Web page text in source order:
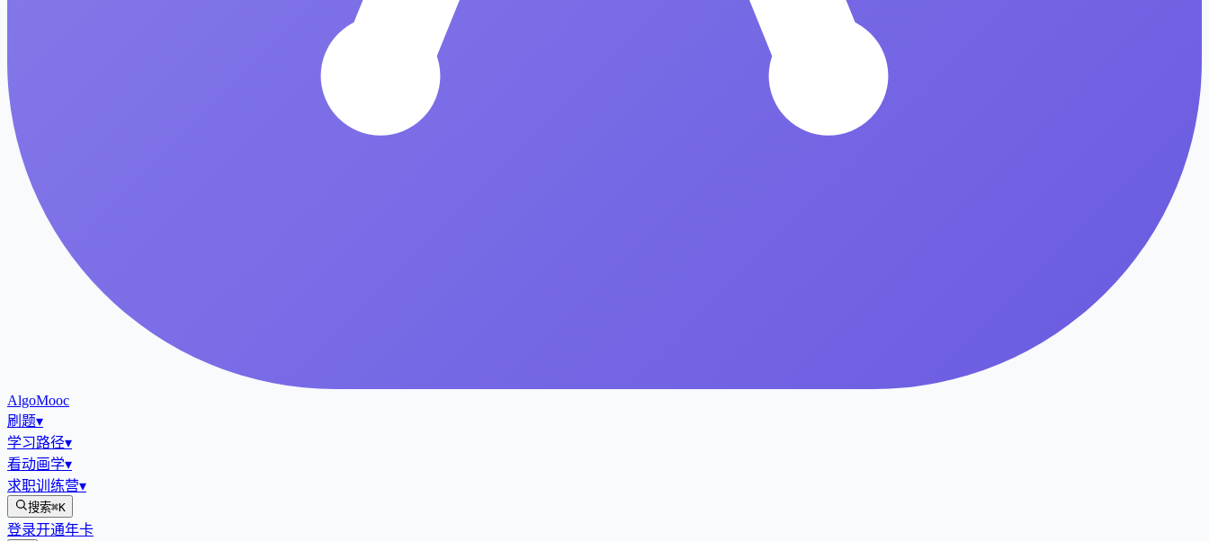
AlgoMooc
刷题▾
学习路径▾
看动画学▾
求职训练营▾
搜索⌘K
登录开通年卡